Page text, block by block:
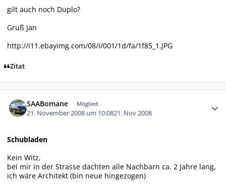
gilt auch noch Duplo?
Gruß Jan
http://i11.ebayimg.com/08/i/001/1d/fa/1f85_1.JPG
Zitat
SAABomane Mitglied
21. November 2008 um 10:0821. Nov 2008
Schubladen
Kein Witz,
bei mir in der Strasse dachten alle Nachbarn ca. 2 Jahre lang,
ich wäre Architekt (bin neue hingezogen)